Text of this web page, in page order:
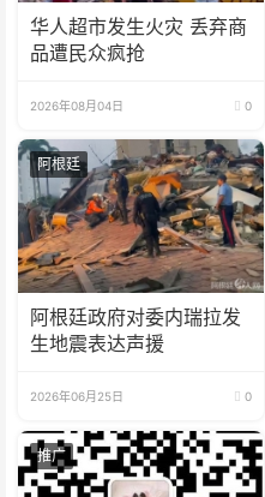
华人超市发生火灾 丢弃商
品遭民众疯抢
2026年08月04日 0
阿根廷
阿根廷政府对委内瑞拉发
生地震表达声援
2026年06月25日 0
推广